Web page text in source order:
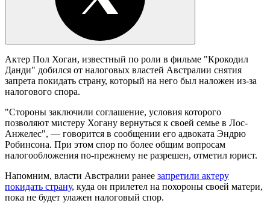
Актер Пол Хоган, известный по роли в фильме "Крокодил
Данди" добился от налоговых властей Австралии снятия
запрета покидать страну, который на него был наложен из-за
налогового спора.
"Стороны заключили соглашение, условия которого
позволяют мистеру Хогану вернуться к своей семье в Лос-
Анжелес", — говорится в сообщении его адвоката Эндрю
Робинсона. При этом спор по более общим вопросам
налогообложения по-прежнему не разрешен, отметил юрист.
Напомним, власти Австралии ранее запретили актеру
покидать страну, куда он прилетел на похороны своей матери,
пока не будет улажен налоговый спор.